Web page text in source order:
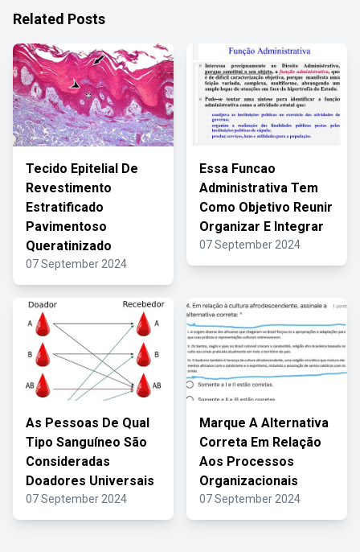
Related Posts
Tecido Epitelial De
Revestimento
Estratificado
Pavimentoso
Queratinizado
07 September 2024
Essa Funcao
Administrativa Tem
Como Objetivo Reunir
Organizar E Integrar
07 September 2024
As Pessoas De Qual
Tipo Sanguíneo São
Consideradas
Doadores Universais
07 September 2024
Marque A Alternativa
Correta Em Relação
Aos Processos
Organizacionais
07 September 2024